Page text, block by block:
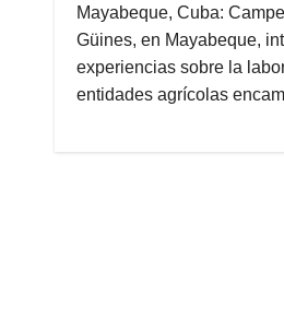
Mayabeque, Cuba:
Güines, en Mayabeque,
experiencias sobre la
entidades agrícolas